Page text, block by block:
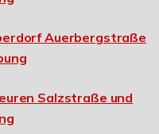
Auerbergstraße
Salzstraße und